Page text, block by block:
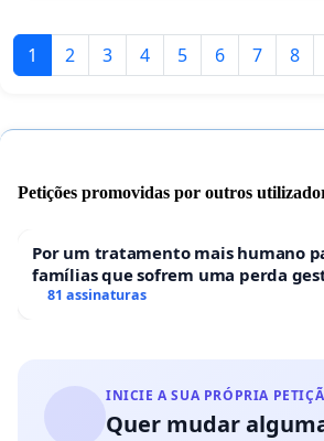
1 2 3 4 5 6 7 8
Petições promovidas por outros
Por um tratamento mais humano
famílias que sofrem uma perda
hospitais portugueses
81 assinaturas
INICIE A SUA PRÓPRIA
Quer mudar